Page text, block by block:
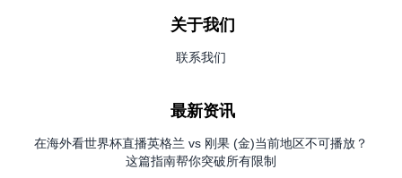
关于我们
联系我们
最新资讯
在海外看世界杯直播英格兰 vs 刚果 (金)当前地区不可播放？
这篇指南帮你突破所有限制